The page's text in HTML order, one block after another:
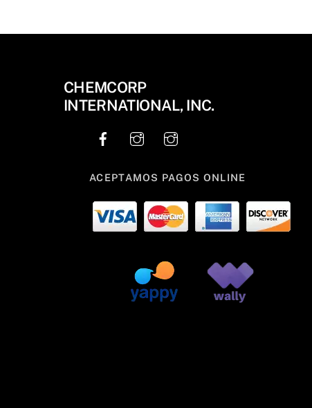
CHEMCORP
INTERNATIONAL, INC.
ACEPTAMOS PAGOS ONLINE